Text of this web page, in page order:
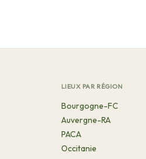
LIEUX PAR RÉGION
Bourgogne-FC
Auvergne-RA
PACA
Occitanie